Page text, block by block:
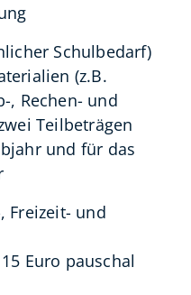
Schulbedarf)
(z.B.
, Rechen- und
Teilbeträgen
und für das
Freizeit- und
Euro pauschal